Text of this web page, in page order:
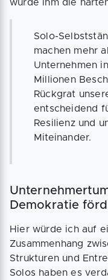
würde ihm die
Solo-
machen mehr
Unternehmen
Millionen
Rückgrat
entscheidend
Resilienz und
Miteinander.
Demokratie
Hier würde ich auf
Zusammenhang
Strukturen und
Solos haben es